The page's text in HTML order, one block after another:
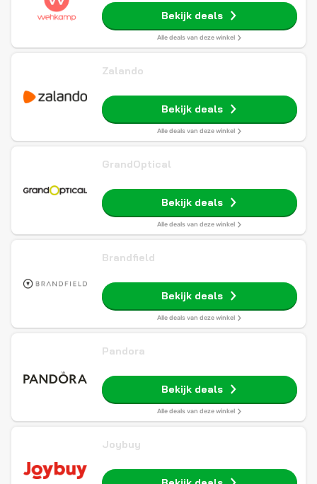
Bekijk deals
Alle deals van deze winkel
Zalando
Bekijk deals
Alle deals van deze winkel
GrandOptical
Bekijk deals
Alle deals van deze winkel
Brandfield
Bekijk deals
Alle deals van deze winkel
Pandora
Bekijk deals
Alle deals van deze winkel
Joybuy